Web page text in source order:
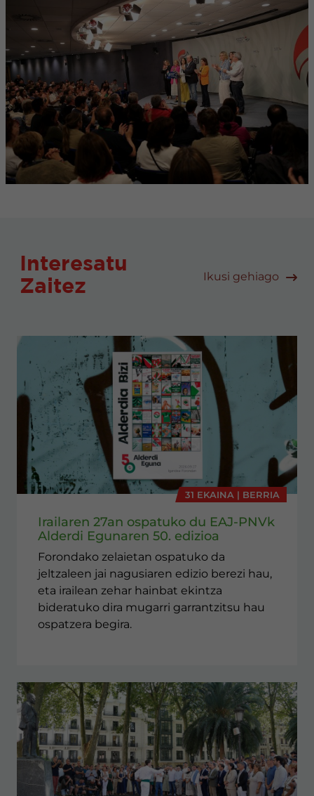
Interesatu
Zaitez
Ikusi gehiago
31 EKAINA | BERRIA
Irailaren 27an ospatuko du EAJ-PNVk
Alderdi Egunaren 50. edizioa
Forondako zelaietan ospatuko da
jeltzaleen jai nagusiaren edizio berezi hau,
eta irailean zehar hainbat ekintza
bideratuko dira mugarri garrantzitsu hau
ospatzera begira.